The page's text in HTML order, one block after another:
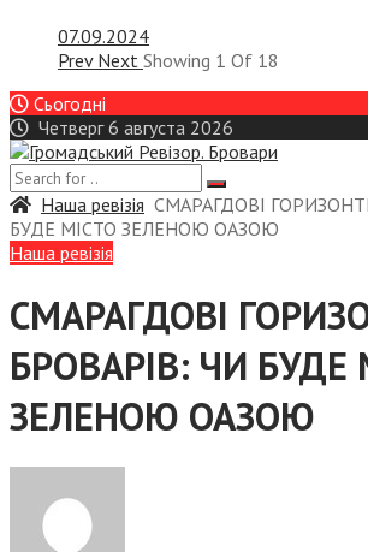
07.09.2024
Prev Next Showing 1 Of 18
Сьогодні
Четверг 6 августа 2026
Наша ревізія СМАРАГДОВІ
БУДЕ МІСТО ЗЕЛЕНОЮ ОАЗОЮ
Наша ревізія
СМАРАГДОВІ
БРОВАРІВ: ЧИ БУДЕ
ЗЕЛЕНОЮ ОАЗОЮ